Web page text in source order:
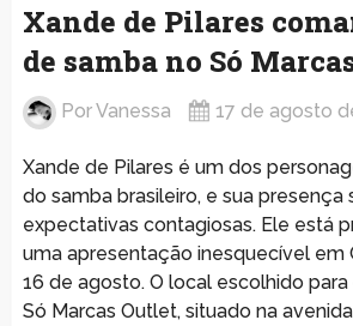
Xande de Pilares
de samba no Só
PorVanessa 17 de agosto
Xande de Pilares é um dos
do samba brasileiro, e sua presença
expectativas contagiosas. Ele está
uma apresentação inesquecível em
16 de agosto. O local escolhido
Só Marcas Outlet, situado na